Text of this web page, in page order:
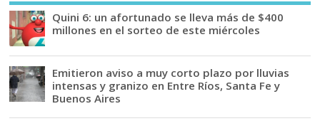
Quini 6: un afortunado se lleva más de $400
millones en el sorteo de este miércoles
Emitieron aviso a muy corto plazo por lluvias
intensas y granizo en Entre Ríos, Santa Fe y
Buenos Aires